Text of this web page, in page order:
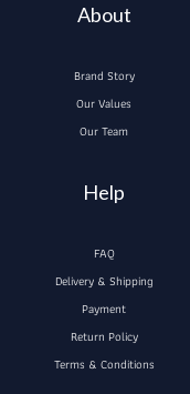
About
Brand Story
Our Values
Our Team
Help
FAQ
Delivery & Shipping
Payment
Return Policy
Terms & Conditions